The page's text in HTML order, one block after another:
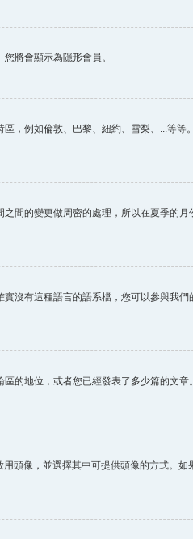
將會顯示為隱形會員。
，例如倫敦、巴黎、紐約、雪梨、...等等
間的變更做周密的處理，所以在夏季的
沒有這種語言的語系檔，您可以參與我
的地位，或者您已經發表了多少篇的文
頭像，並選擇其中可提供頭像的方式。如